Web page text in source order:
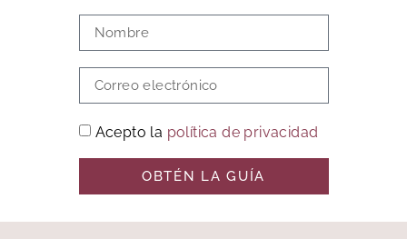
Acepto la política de privacidad
OBTÉN LA GUÍA